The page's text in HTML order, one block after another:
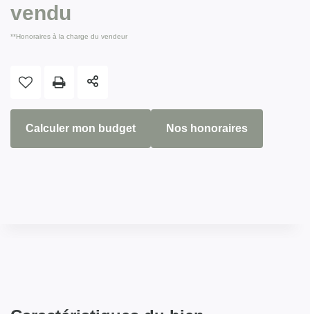
vendu
**Honoraires à la charge du vendeur
Calculer mon budget Nos honoraires